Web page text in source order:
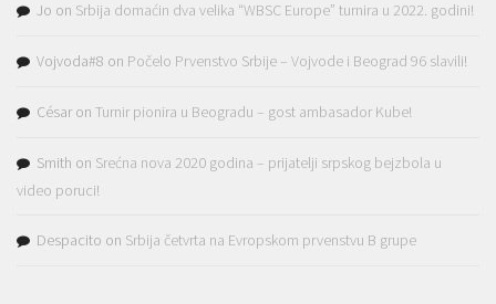
Jo on Srbija domaćin dva velika “WBSC Europe” turnira u 2022. godini!
Vojvoda#8 on Počelo Prvenstvo Srbije – Vojvode i Beograd 96 slavili!
César on Turnir pionira u Beogradu – gost ambasador Kube!
Smith on Srećna nova 2020 godina – prijatelji srpskog bejzbola u
video poruci!
Despacito on Srbija četvrta na Evropskom prvenstvu B grupe